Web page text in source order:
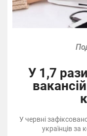
У 1,7
У червні
українців за